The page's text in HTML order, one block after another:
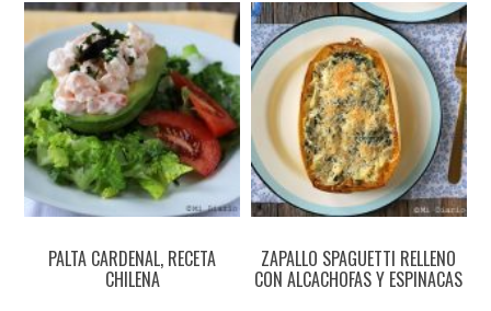
PALTA CARDENAL, RECETA
CHILENA
ZAPALLO SPAGUETTI RELLENO
CON ALCACHOFAS Y ESPINACAS